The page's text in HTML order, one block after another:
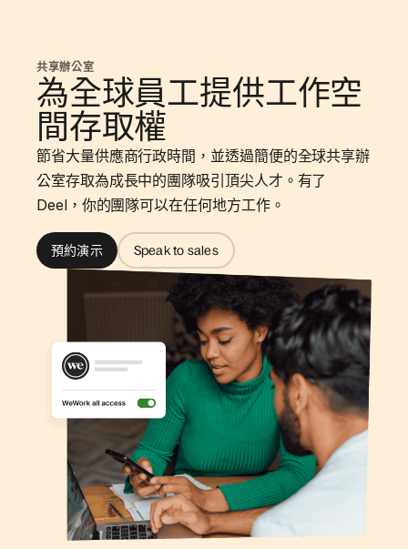
共享辦公室
為全球員工提供工作空
間存取權
節省大量供應商行政時間，並透過簡便的全球共享辦
公室存取為成長中的團隊吸引頂尖人才。有了
Deel，你的團隊可以在任何地方工作。
預約演示 Speak to sales